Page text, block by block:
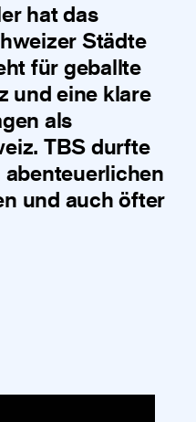
hat das
Städte
für geballte
und eine klare
als
TBS durfte
und auch öfter